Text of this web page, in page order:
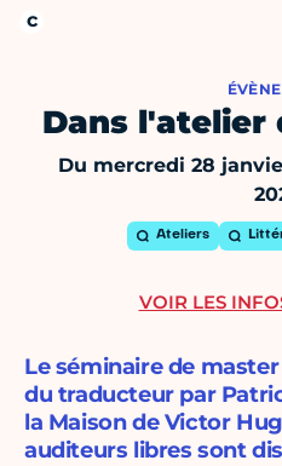
Dans l'atelier
Du mercredi 28
Ateliers
Le séminaire de
du traducteur par
la Maison de Victor
auditeurs libres sont
VOIR LES